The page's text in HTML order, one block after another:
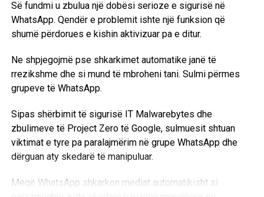
qëllime ushtarake, duke e konsideruar këtë një problem
serioz.
përdorimin e inteligjencës artificiale në operacionet
ushtarake dhe kontrollin e saj nga qeveritë dhe kompanitë
private. /BBC/
Së fundmi u zbulua një dobësi serioze e sigurisë në
WhatsApp. Qendër e problemit ishte një funksion që
shumë përdorues e kishin aktivizuar pa e ditur.
Ne shpjegojmë pse shkarkimet automatike janë të
rrezikshme dhe si mund të mbroheni tani. Sulmi përmes
grupeve të WhatsApp.
Sipas shërbimit të sigurisë IT Malwarebytes dhe
zbulimeve të Project Zero të Google, sulmuesit shtuan
viktimat e tyre pa paralajmërim në grupe WhatsApp dhe
dërguan aty skedarë të manipuluar.
Meqë WhatsApp shkarkon mediat automatikisht si